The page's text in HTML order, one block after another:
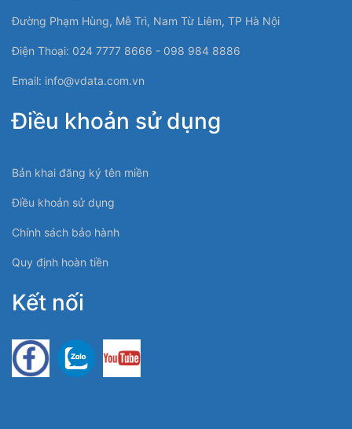
Đường Phạm Hùng, Mễ Trì, Nam Từ Liêm, TP Hà Nội
Điện Thoại: 024 7777 8666 - 098 984 8886
Email: info@vdata.com.vn
Điều khoản sử dụng
Bản khai đăng ký tên miền
Điều khoản sử dụng
Chính sách bảo hành
Quy định hoàn tiền
Kết nối